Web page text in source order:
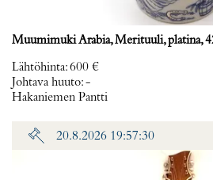
Muumimuki Arabia, Merituuli, platina,
Lähtöhinta:600 €
Johtava huuto:-
Hakaniemen Pantti
20.8.2026 19:57:30